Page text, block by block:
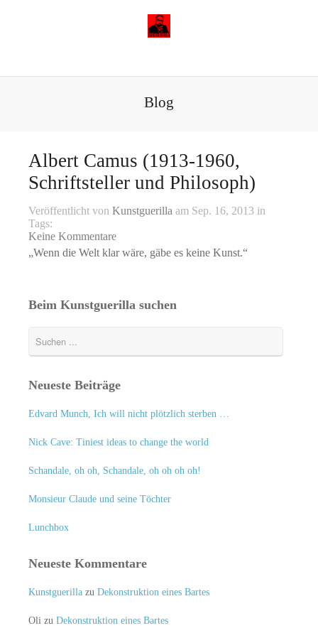
Blog
Albert Camus (1913-1960,
Schriftsteller und Philosoph)
Veröffentlicht von Kunstguerilla am Sep. 16, 2013 in
Tags:
Keine Kommentare
„Wenn die Welt klar wäre, gäbe es keine Kunst.“
Beim Kunstguerilla suchen
Neueste Beiträge
Edvard Munch, Ich will nicht plötzlich sterben …
Nick Cave: Tiniest ideas to change the world
Schandale, oh oh, Schandale, oh oh oh oh!
Monsieur Claude und seine Töchter
Lunchbox
Neueste Kommentare
Kunstguerillazu Dekonstruktion eines Bartes
Oli zu Dekonstruktion eines Bartes